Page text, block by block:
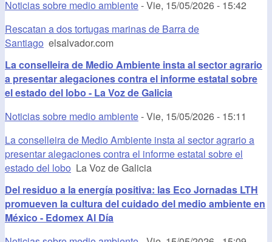
Noticias sobre medio ambiente-Vie, 15/05/2026 - 15:42
Rescatan a dos tortugas marinas de Barra de
Santiago elsalvador.com
La conselleira de Medio Ambiente insta al sector agrario
a presentar alegaciones contra el informe estatal sobre
el estado del lobo - La Voz de Galicia
Noticias sobre medio ambiente-Vie, 15/05/2026 - 15:11
La conselleira de Medio Ambiente insta al sector agrario a
presentar alegaciones contra el informe estatal sobre el
estado del lobo La Voz de Galicia
Del residuo a la energía positiva: las Eco Jornadas LTH
promueven la cultura del cuidado del medio ambiente en
México - Edomex Al Día